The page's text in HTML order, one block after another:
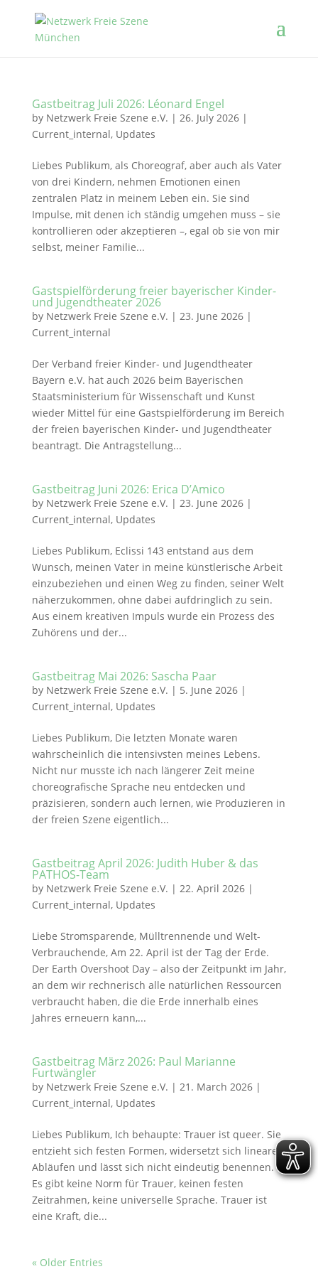
Gastbeitrag Juli 2026: Léonard Engel
by Netzwerk Freie Szene e.V. | 26. July 2026|
Current_internal, Updates
Liebes Publikum, als Choreograf, aber auch als Vater
von drei Kindern, nehmen Emotionen einen
zentralen Platz in meinem Leben ein. Sie sind
Impulse, mit denen ich ständig umgehen muss – sie
kontrollieren oder akzeptieren –, egal ob sie von mir
selbst, meiner Familie...
Gastspielförderung freier bayerischer Kinder-
und Jugendtheater 2026
by Netzwerk Freie Szene e.V. | 23. June 2026|
Current_internal
Der Verband freier Kinder- und Jugendtheater
Bayern e.V. hat auch 2026 beim Bayerischen
Staatsministerium für Wissenschaft und Kunst
wieder Mittel für eine Gastspielförderung im Bereich
der freien bayerischen Kinder- und Jugendtheater
beantragt. Die Antragstellung...
Gastbeitrag Juni 2026: Erica D’Amico
by Netzwerk Freie Szene e.V. | 23. June 2026|
Current_internal, Updates
Liebes Publikum, Eclissi 143 entstand aus dem
Wunsch, meinen Vater in meine künstlerische Arbeit
einzubeziehen und einen Weg zu finden, seiner Welt
näherzukommen, ohne dabei aufdringlich zu sein.
Aus einem kreativen Impuls wurde ein Prozess des
Zuhörens und der...
Gastbeitrag Mai 2026: Sascha Paar
by Netzwerk Freie Szene e.V. | 5. June 2026|
Current_internal, Updates
Liebes Publikum, Die letzten Monate waren
wahrscheinlich die intensivsten meines Lebens.
Nicht nur musste ich nach längerer Zeit meine
choreografische Sprache neu entdecken und
präzisieren, sondern auch lernen, wie Produzieren in
der freien Szene eigentlich...
Gastbeitrag April 2026: Judith Huber & das
PATHOS-Team
by Netzwerk Freie Szene e.V. | 22. April 2026|
Current_internal, Updates
Liebe Stromsparende, Mülltrennende und Welt-
Verbrauchende, Am 22. April ist der Tag der Erde.
Der Earth Overshoot Day – also der Zeitpunkt im Jahr,
an dem wir rechnerisch alle natürlichen Ressourcen
verbraucht haben, die die Erde innerhalb eines
Jahres erneuern kann,...
Gastbeitrag März 2026: Paul Marianne
Furtwängler
by Netzwerk Freie Szene e.V. | 21. March 2026|
Current_internal, Updates
Liebes Publikum, Ich behaupte: Trauer ist queer. Sie
entzieht sich festen Formen, widersetzt sich linearen
Abläufen und lässt sich nicht eindeutig benennen.
Es gibt keine Norm für Trauer, keinen festen
Zeitrahmen, keine universelle Sprache. Trauer ist
eine Kraft, die...
« Older Entries